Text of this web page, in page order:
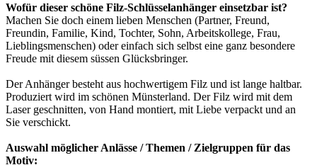
Wofür dieser schöne Filz-Schlüsselanhänger einsetzbar ist?
Machen Sie doch einem lieben Menschen (Partner, Freund,
Freundin, Familie, Kind, Tochter, Sohn, Arbeitskollege, Frau,
Lieblingsmenschen) oder einfach sich selbst eine ganz besondere
Freude mit diesem süssen Glücksbringer.
Der Anhänger besteht aus hochwertigem Filz und ist lange haltbar.
Produziert wird im schönen Münsterland. Der Filz wird mit dem
Laser geschnitten, von Hand montiert, mit Liebe verpackt und an
Sie verschickt.
Auswahl möglicher Anlässe / Themen / Zielgruppen für das
Motiv: